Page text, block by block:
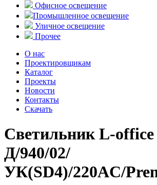
Офисное освещение
Промышленное освещение
Уличное освещение
Прочее
О нас
Проектировщикам
Каталог
Проекты
Новости
Контакты
Скачать
Светильник L-office
Д/940/02/
УК(SD4)/220AC/